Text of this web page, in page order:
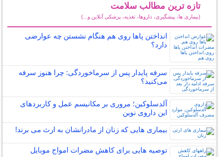
تازه ترین مطالب سلامت
(بیماری ها، پیشگیری، داروها، تغذیه، پزشکی آنلاین و...)
انداختن پاها روی هم هنگام نشستن چه عوارضی
دارد؟
سرفه پایدار پس از سرماخوردگی: چرا هنوز سرفه
می‌کنید؟
آلدسلوکین؛ مروری بر مکانیسم عمل و کاربردهای
این داروی نوین
بیماری هایی که زنان از مادرانشان به ارث می برند!
توصیه هایی برای کاهش مضرات امواج موبایل